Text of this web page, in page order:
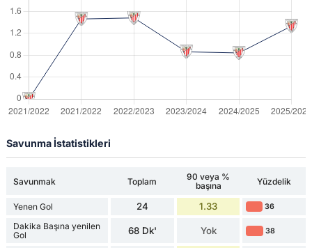
Savunma İstatistikleri
Savunmak Toplam
90 veya %
başına
Yüzdelik
Yenen Gol 24 1.33 36
Dakika Başına yenilen
Gol
68 Dk' Yok 38